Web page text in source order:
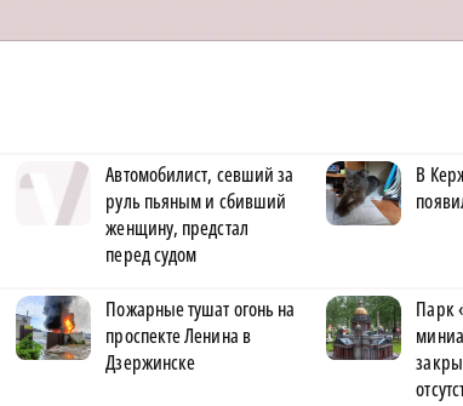
Автомобилист, севший за
руль пьяным и сбивший
женщину, предстал
перед судом
В
Пожарные тушат огонь на
проспекте Ленина в
Дзержинске
Парк